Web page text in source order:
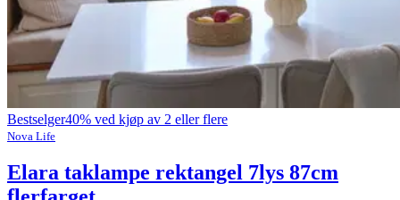
Bestselger40% ved kjøp av 2 eller flere
Nova Life
Elara taklampe rektangel 7lys 87cm